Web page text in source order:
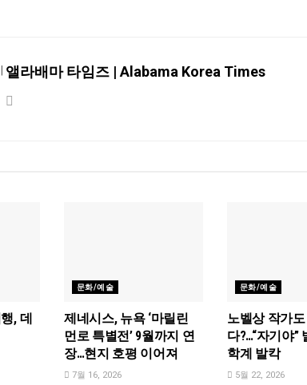
앨라배마 타임즈 | Alabama Korea Times
, 데
문화/예술
제네시스, 뉴욕 ‘마릴린
먼로 특별전’ 9월까지 연
장…현지 호평 이어져
7월 16, 2026
문화/예술
노벨상 작가도
다?…“자기야”
학계 발칵
5월 22, 2026